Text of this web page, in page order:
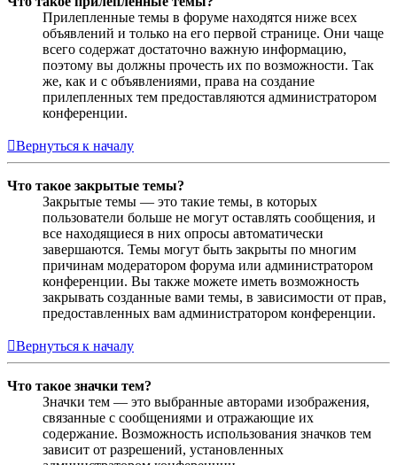
Прилепленные темы в форуме находятся ниже всех
объявлений и только на его первой странице. Они чаще
всего содержат достаточно важную информацию,
поэтому вы должны прочесть их по возможности. Так
же, как и с объявлениями, права на создание
прилепленных тем предоставляются администратором
конференции.
Вернуться к началу
Что такое закрытые темы?
Закрытые темы — это такие темы, в которых
пользователи больше не могут оставлять сообщения, и
все находящиеся в них опросы автоматически
завершаются. Темы могут быть закрыты по многим
причинам модератором форума или администратором
конференции. Вы также можете иметь возможность
закрывать созданные вами темы, в зависимости от прав,
предоставленных вам администратором конференции.
Вернуться к началу
Что такое значки тем?
Значки тем — это выбранные авторами изображения,
связанные с сообщениями и отражающие их
содержание. Возможность использования значков тем
зависит от разрешений, установленных